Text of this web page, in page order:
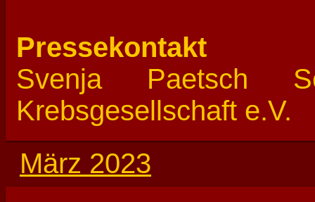
Pressekontakt
Svenja Paetsch
Krebsgesellschaft e.V.
März 2023